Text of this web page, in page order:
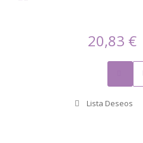
20,83 €
Lista Deseos